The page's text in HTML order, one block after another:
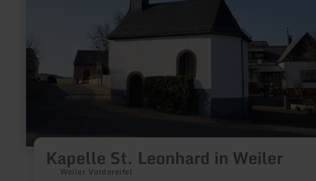
Kapelle St. Leonhard in Weiler
Weiler Vordereifel
Weiler